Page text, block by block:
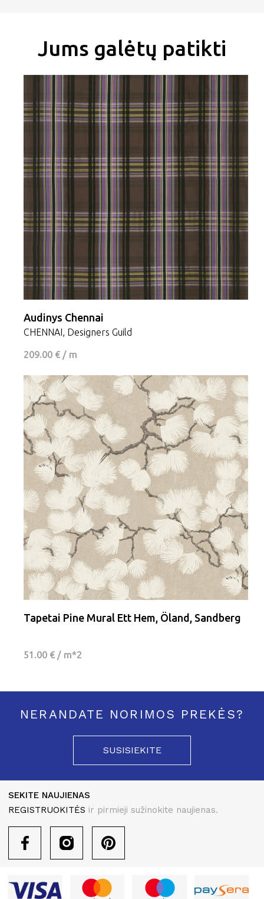
Jums galėtų patikti
Audinys Chennai
CHENNAI, Designers Guild
209.00 € / m
Tapetai Pine Mural Ett Hem, Öland, Sandberg
51.00 € / m*2
NERANDATE NORIMOS PREKĖS?
SUSISIEKITE
SEKITE NAUJIENAS
REGISTRUOKITĖS ir pirmieji sužinokite naujienas.